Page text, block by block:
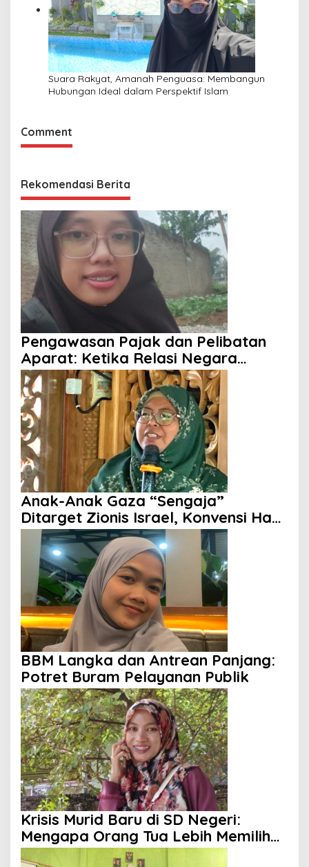
Suara Rakyat, Amanah Penguasa: Membangun
Hubungan Ideal dalam Perspektif Islam
Comment
Rekomendasi Berita
Pengawasan Pajak dan Pelibatan
Aparat: Ketika Relasi Negara
dengan Rakyat Dipertanyakan
Anak-Anak Gaza “Sengaja”
Ditarget Zionis Israel, Konvensi Hak
Anak Tak Berdaya
BBM Langka dan Antrean Panjang:
Potret Buram Pelayanan Publik
Krisis Murid Baru di SD Negeri:
Mengapa Orang Tua Lebih Memilih
Sekolah Swasta?